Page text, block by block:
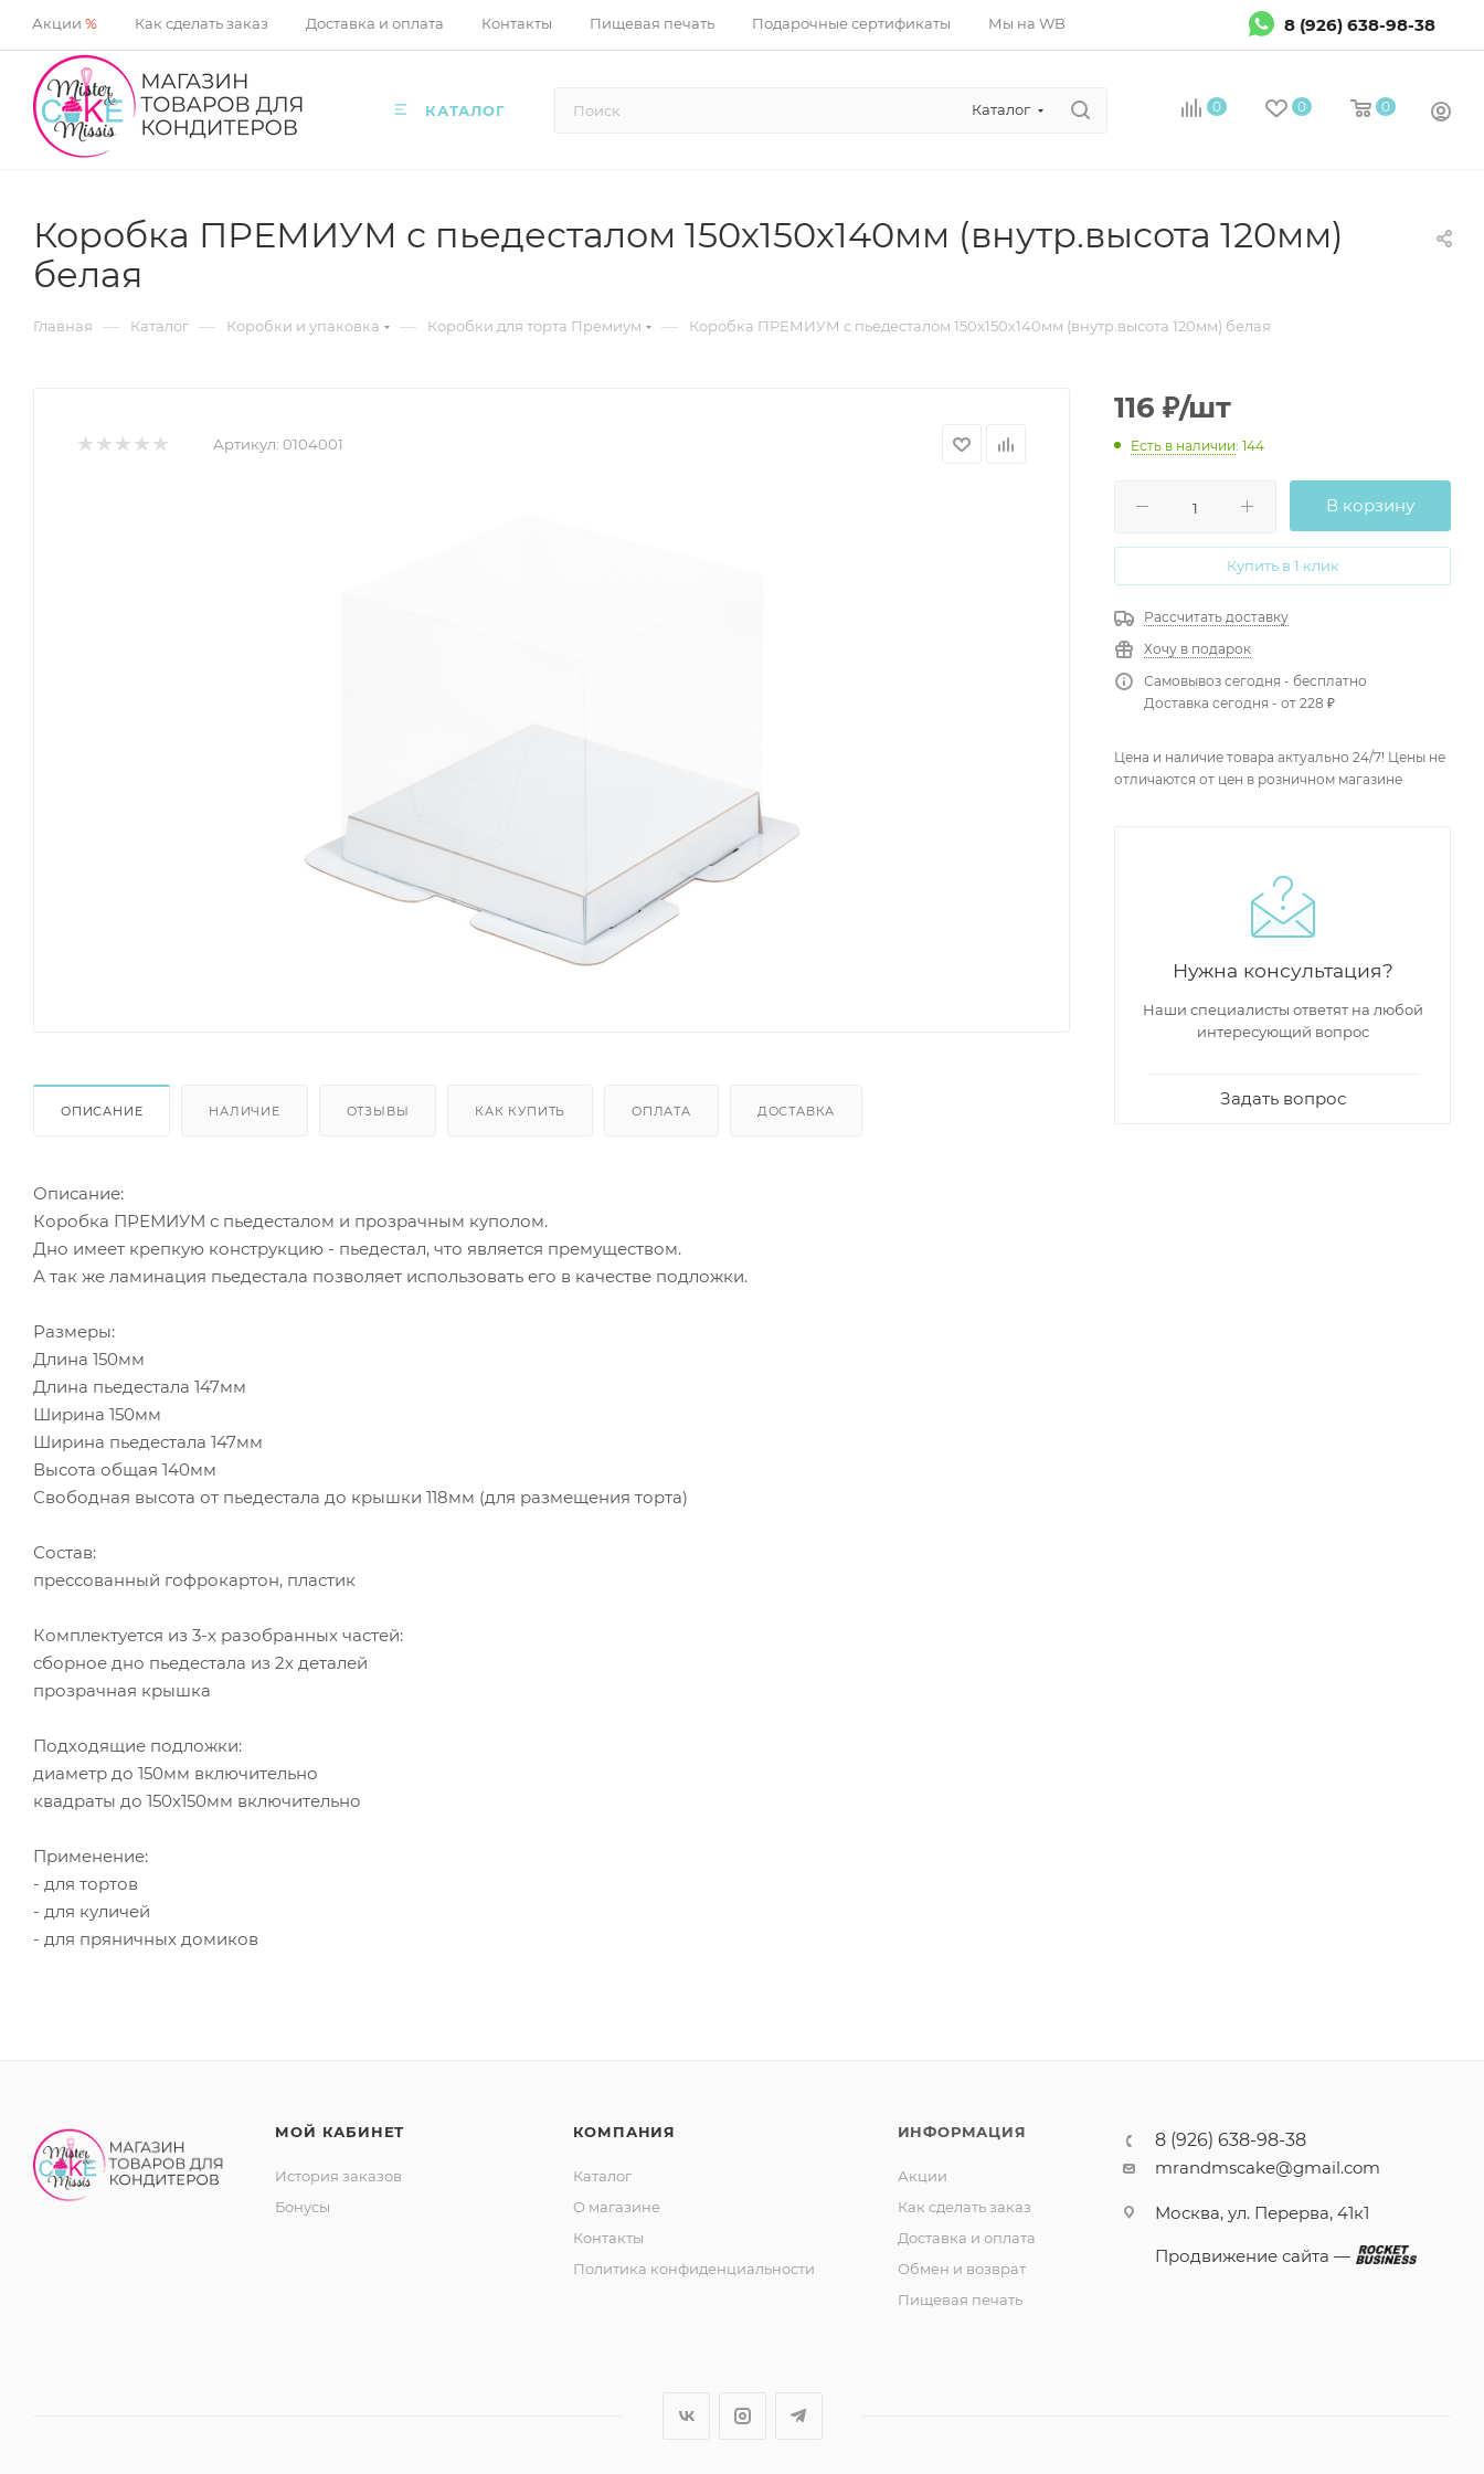
Акции % Как сделать заказ Доставка и оплата Контакты Пищевая печать Подарочные сертификаты Мы на WB 8 (926) 638-98-38
КАТАЛОГ Каталог 0 0 0
Коробка ПРЕМИУМ с пьедесталом 150х150х140мм (внутр.высота 120мм)
белая
Главная — Каталог — Коробки и упаковка — Коробки для торта Премиум — Коробка ПРЕМИУМ с пьедесталом 150х150х140мм (внутр.высота 120мм) белая
Артикул: 0104001
ОПИСАНИЕ НАЛИЧИЕ ОТЗЫВЫ КАК КУПИТЬ ОПЛАТА ДОСТАВКА
Описание:
Коробка ПРЕМИУМ с пьедесталом и прозрачным куполом.
Дно имеет крепкую конструкцию - пьедестал, что является премуществом.
А так же ламинация пьедестала позволяет использовать его в качестве подложки.
Размеры:
Длина 150мм
Длина пьедестала 147мм
Ширина 150мм
Ширина пьедестала 147мм
Высота общая 140мм
Свободная высота от пьедестала до крышки 118мм (для размещения торта)
Состав:
прессованный гофрокартон, пластик
Комплектуется из 3-х разобранных частей:
сборное дно пьедестала из 2х деталей
прозрачная крышка
Подходящие подложки:
диаметр до 150мм включительно
квадраты до 150х150мм включительно
Применение:
- для тортов
- для куличей
- для пряничных домиков
116 ₽/шт
Есть в наличии: 144
В корзину
Купить в 1 клик
Рассчитать доставку
Хочу в подарок
Самовывоз сегодня - бесплатно
Доставка сегодня - от 228 ₽
Цена и наличие товара актуально 24/7! Цены не
отличаются от цен в розничном магазине
Нужна консультация?
Наши специалисты ответят на любой
интересующий вопрос
Задать вопрос
МОЙ КАБИНЕТ
История заказов
Бонусы
КОМПАНИЯ
Каталог
О магазине
Контакты
Политика конфиденциальности
ИНФОРМАЦИЯ
Акции
Как сделать заказ
Доставка и оплата
Обмен и возврат
Пищевая печать
8 (926) 638-98-38
mrandmscake@gmail.com
Москва, ул. Перерва, 41к1
Продвижение сайта —